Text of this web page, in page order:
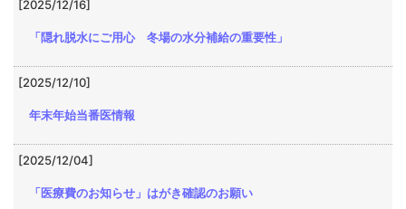
[2025/12/16]
「隠れ脱水にご用心 冬場の水分補給の重要性」
[2025/12/10]
年末年始当番医情報
[2025/12/04]
「医療費のお知らせ」はがき確認のお願い